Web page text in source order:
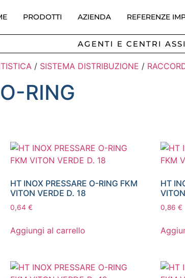
PRODOTTI AZIENDA REFERENZE
AGENTI E CENTRI
/ SISTEMA DISTRIBUZIONE /
RING
HT INOX PRESSARE O-RING FKM
VITON VERDE D. 18
0,64 €
Aggiungi al carrello
HT
0,86€